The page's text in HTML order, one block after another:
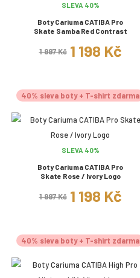
SLEVA 40%
Boty Cariuma CATIBA Pro
Skate Samba Red Contrast
1 997 Kč 1 198 Kč
40% sleva boty + T-shirt zdarma
SLEVA 40%
Boty Cariuma CATIBA Pro
Skate Rose / Ivory Logo
1 997 Kč 1 198 Kč
40% sleva boty + T-shirt zdarma